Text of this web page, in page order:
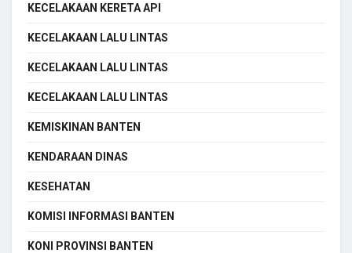
KECELAKAAN KERETA API
KECELAKAAN LALU LINTAS
KECELAKAAN LALU LINTAS
KECELAKAAN LALU LINTAS
KEMISKINAN BANTEN
KENDARAAN DINAS
KESEHATAN
KOMISI INFORMASI BANTEN
KONI PROVINSI BANTEN